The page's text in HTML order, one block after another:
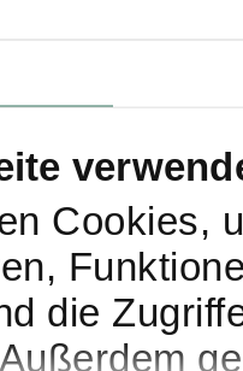
Cookies,
die